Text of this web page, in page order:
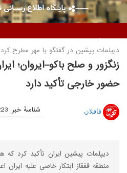
دیپلمات پیشین در گفتگو با مهر مطرح
زنگزور و صلح باکو–ایروان؛
حضور خارجی تأکید دارد
قافلان شناسهٔ خبر: 195223 -
دیپلمات پیشین ایران تأکید کرد
منطقه قفقاز ابتکار خاصی علیه